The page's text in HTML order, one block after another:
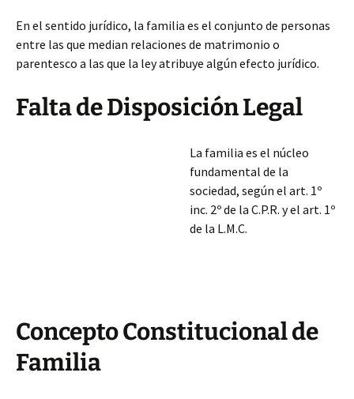
En el sentido jurídico, la familia es el conjunto de personas
entre las que median relaciones de matrimonio o
parentesco a las que la ley atribuye algún efecto jurídico.
Falta de Disposición Legal
La familia es el núcleo
fundamental de la
sociedad, según el art. 1º
inc. 2º de la C.P.R. y el art. 1º
de la L.M.C.
Concepto Constitucional de
Familia